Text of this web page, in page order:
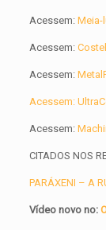
Acessem: Meia-
Acessem:
Acessem:
Acessem:
Acessem:
CITADOS NOS
PARÁXENI – A
Vídeo novo no: